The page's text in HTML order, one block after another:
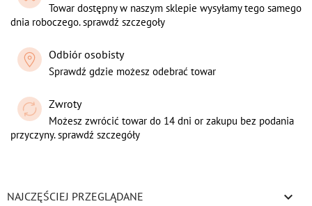
Towar dostępny w naszym sklepie wysyłamy tego samego
dnia roboczego. sprawdź szczegoły
Odbiór osobisty
Sprawdź gdzie możesz odebrać towar
Zwroty
Możesz zwrócić towar do 14 dni or zakupu bez podania
przyczyny. sprawdź szczegóły
NAJCZĘŚCIEJ PRZEGLĄDANE 